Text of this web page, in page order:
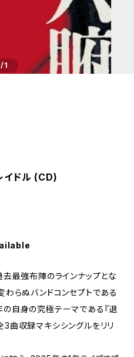
/1
イドル (CD)
最強布陣のラインナップとな
わらぬバンドコンセプトである
自身の究極テーマである『退
曲収録マキシシングルをリリ